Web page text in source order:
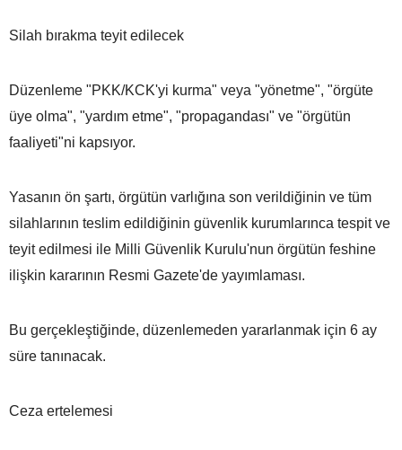
Silah bırakma teyit edilecek
Düzenleme "PKK/KCK'yi kurma" veya "yönetme", "örgüte
üye olma", "yardım etme", "propagandası" ve "örgütün
faaliyeti"ni kapsıyor.
Yasanın ön şartı, örgütün varlığına son verildiğinin ve tüm
silahlarının teslim edildiğinin güvenlik kurumlarınca tespit ve
teyit edilmesi ile Milli Güvenlik Kurulu'nun örgütün feshine
ilişkin kararının Resmi Gazete'de yayımlaması.
Bu gerçekleştiğinde, düzenlemeden yararlanmak için 6 ay
süre tanınacak.
Ceza ertelemesi